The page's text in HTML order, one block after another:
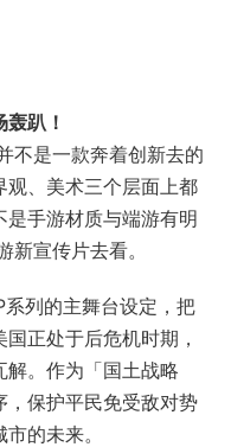
趴！
不是一款奔着创新去的
观、美术三个层面上都
手游材质与端游有明
新宣传片去看。
列的主舞台设定，把
正处于后危机时期，
。作为「国土战略
，保护平民免受敌对势
的未来。